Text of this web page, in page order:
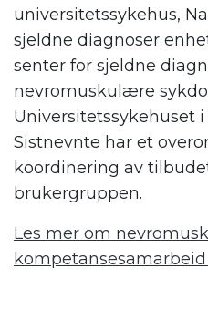
universitetssykehus,
sjeldne diagnoser
senter for sjeldne
nevromuskulære
Universitetssykehuset i
Sistnevnte har et
koordinering av
brukergruppen.
Les mer om